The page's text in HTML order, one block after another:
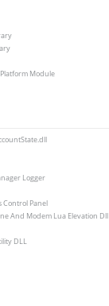
Module
Logger
Control Panel
And Modem Lua Elevation Dll
DLL